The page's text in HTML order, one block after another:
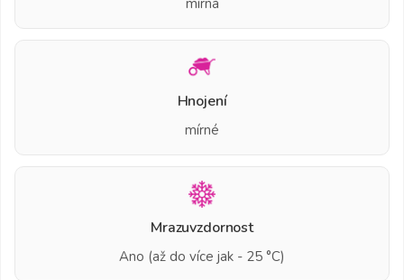
Hnojení
mírné
Mrazuvzdornost
Ano (až do více jak - 25 °C)